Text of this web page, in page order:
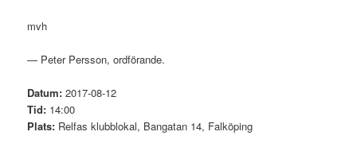
mvh
— Peter Persson, ordförande.
Datum: 2017-08-12
Tid: 14:00
Plats: Relfas klubblokal, Bangatan 14, Falköping